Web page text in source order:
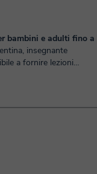
bambini e adulti fino a
a fornire lezioni
un corso di li...